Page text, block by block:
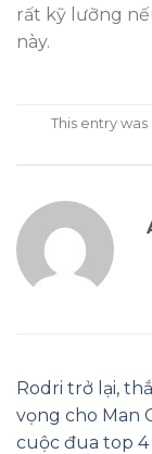
rất kỹ lưỡng
này.
This entry
Rodri trở lại,
vọng cho Man
cuộc đua top 4